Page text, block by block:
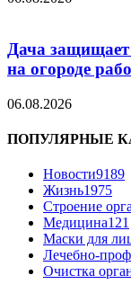
Дача защищает
на огороде
06.08.2026
ПОПУЛЯРНЫЕ
Новости9189
Жизнь1975
Строение
Медицина121
Маски для
Лечебно-
Очистка